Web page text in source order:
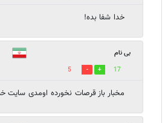
خدا شفا بده!
بی نام
17
5
مخبار باز قرصات نخورده اومدی سایت